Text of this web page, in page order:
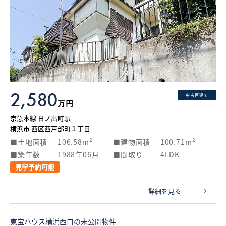
中古戸建て
2,580万円
京急本線 日ノ出町駅
横浜市 西区西戸部町１丁目
土地面積 106.58m² 建物面積
100.71m²
築年数
1988年06月 間取り 4LDK
見学予約可能
詳細を見る
東宝ハウス横浜西口の未公開物件